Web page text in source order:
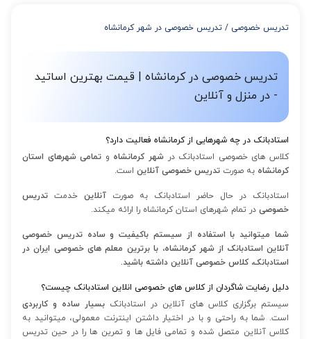
از 12 تا 15 جلسه: 7% تخفیف
تدریس خصوصی / تدریس خصوصی در شهر کرمانشاه
تدریس خصوصی در کرمانشاه | قیمت بهترین اساتید
- در منزل و آنلاین
استادبانک در چه شهرهایی از کرمانشاه فعالیت دارد؟
کلاس های خصوصی استادبانک در شهر کرمانشاه و تمامی شهرهای استان
کرمانشاه به صورت تدریس خصوصی آنلاین است.
استادبانک در حال حاضر استادبانک به صورت آنلاین خدمت تدریس
خصوصی در تمام شهرهای استان کرمانشاه را ارائه میکند.
شما میتوانید با استفاده از سیستم باکیفیت و ساده تدریس خصوصی
آنلاین استادبانک از شهر کرمانشاه، با برترین معلم های خصوصی ایران در
استادبانک، کلاس خصوصی آنلاین داشته باشید.
دلیل رضایت شاگردان از کلاس های خصوصی انلاین استادبانک چیست؟
سیستم برگزاری کلاس های آنلاین در استادبانک بسیار ساده و کاربردی
است. شما به راحتی و با در اختیار داشتن اینترنت معمولی، میتوانید به
کلاس آنلاین متصل شده و تمامی فایل ها و تمرین ها را در حین تدریس